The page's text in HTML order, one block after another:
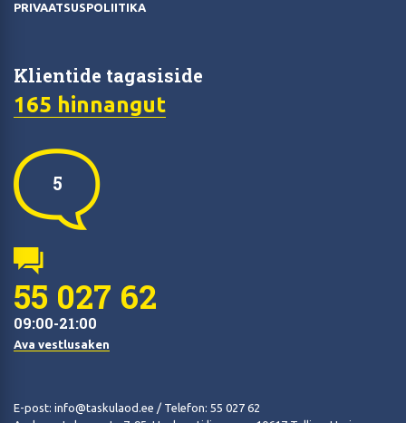
PRIVAATSUSPOLIITIKA
Klientide tagasiside
165 hinnangut
5
55 027 62
09:00-21:00
Ava vestlusaken
E-post: info@taskulaod.ee / Telefon: 55 027 62